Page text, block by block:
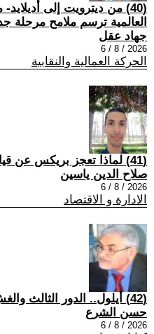
(40) من ديترويت إلى
العالمية ترسم ملامح مرحلة
جهاد عقل
2026 / 8 / 6
الحركة العمالية والنقابية
(41) لماذا تعجز بريكس عن قيادة العالم اقتصادياً؟
صلاح الدين ياسين
2026 / 8 / 6
الادارة و الاقتصاد
(42) أيلول.. الدور الثالث والغش العلني
حسن الشرع
2026 / 8 / 6